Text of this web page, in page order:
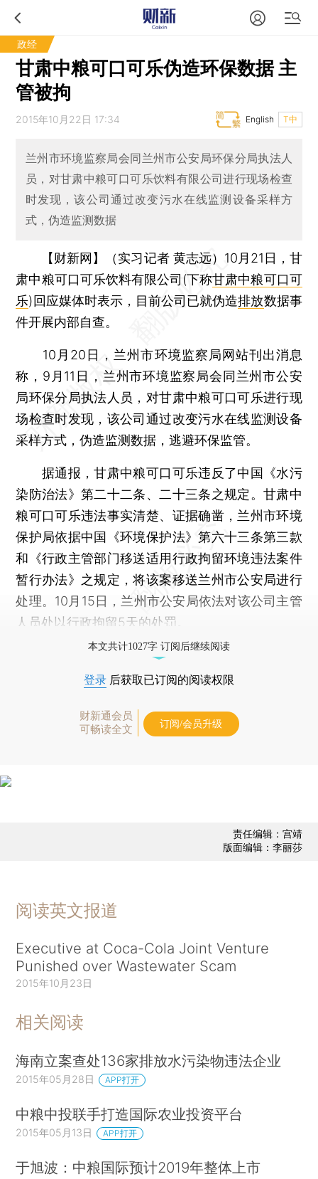
政经
甘肃中粮可口可乐伪造环保数据 主
管被拘
2015年10月22日 17:34 T中
English
兰州市环境监察局会同兰州市公安局环保分局执法人
员，对甘肃中粮可口可乐饮料有限公司进行现场检查
时发现，该公司通过改变污水在线监测设备采样方
式，伪造监测数据
【财新网】（实习记者 黄志远） 10月21日，甘
肃中粮可口可乐饮料有限公司(下称甘肃中粮可口可
乐)回应媒体时表示，目前公司已就伪造排放数据事
件开展内部自查。
10月20日，兰州市环境监察局网站刊出消息
称，9月11日，兰州市环境监察局会同兰州市公安
局环保分局执法人员，对甘肃中粮可口可乐进行现
场检查时发现，该公司通过改变污水在线监测设备
采样方式，伪造监测数据，逃避环保监管。
据通报，甘肃中粮可口可乐违反了中国《水污
染防治法》第二十二条、二十三条之规定。甘肃中
粮可口可乐违法事实清楚、证据确凿，兰州市环境
保护局依据中国《环境保护法》第六十三条第三款
和《行政主管部门移送适用行政拘留环境违法案件
暂行办法》之规定，将该案移送兰州市公安局进行
处理。10月15日，兰州市公安局依法对该公司主管
人员处以行政拘留5天的处罚。
本文共计1027字 订阅后继续阅读
登录 后获取已订阅的阅读权限
财新通会员
可畅读全文
订阅/会员升级
责任编辑：宫靖
版面编辑：李丽莎
阅读英文报道
Executive at Coca-Cola Joint Venture
Punished over Wastewater Scam
2015年10月23日
相关阅读
海南立案查处136家排放水污染物违法企业
2015年05月28日 APP打开
中粮中投联手打造国际农业投资平台
2015年05月13日 APP打开
于旭波：中粮国际预计2019年整体上市